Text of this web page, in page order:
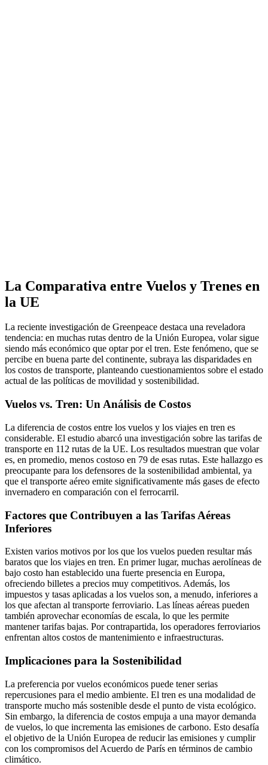
La Comparativa entre Vuelos y Trenes en
la UE
La reciente investigación de Greenpeace destaca una reveladora
tendencia: en muchas rutas dentro de la Unión Europea, volar sigue
siendo más económico que optar por el tren. Este fenómeno, que se
percibe en buena parte del continente, subraya las disparidades en
los costos de transporte, planteando cuestionamientos sobre el estado
actual de las políticas de movilidad y sostenibilidad.
Vuelos vs. Tren: Un Análisis de Costos
La diferencia de costos entre los vuelos y los viajes en tren es
considerable. El estudio abarcó una investigación sobre las tarifas de
transporte en 112 rutas de la UE. Los resultados muestran que volar
es, en promedio, menos costoso en 79 de esas rutas. Este hallazgo es
preocupante para los defensores de la sostenibilidad ambiental, ya
que el transporte aéreo emite significativamente más gases de efecto
invernadero en comparación con el ferrocarril.
Factores que Contribuyen a las Tarifas Aéreas
Inferiores
Existen varios motivos por los que los vuelos pueden resultar más
baratos que los viajes en tren. En primer lugar, muchas aerolíneas de
bajo costo han establecido una fuerte presencia en Europa,
ofreciendo billetes a precios muy competitivos. Además, los
impuestos y tasas aplicadas a los vuelos son, a menudo, inferiores a
los que afectan al transporte ferroviario. Las líneas aéreas pueden
también aprovechar economías de escala, lo que les permite
mantener tarifas bajas. Por contrapartida, los operadores ferroviarios
enfrentan altos costos de mantenimiento e infraestructuras.
Implicaciones para la Sostenibilidad
La preferencia por vuelos económicos puede tener serias
repercusiones para el medio ambiente. El tren es una modalidad de
transporte mucho más sostenible desde el punto de vista ecológico.
Sin embargo, la diferencia de costos empuja a una mayor demanda
de vuelos, lo que incrementa las emisiones de carbono. Esto desafía
el objetivo de la Unión Europea de reducir las emisiones y cumplir
con los compromisos del Acuerdo de París en términos de cambio
climático.